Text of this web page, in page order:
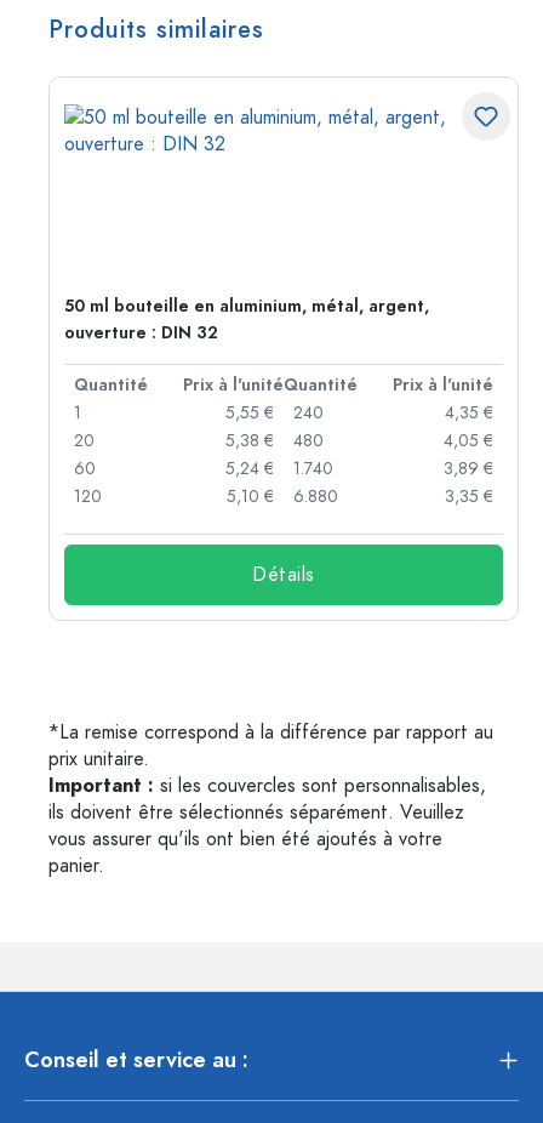
Produits similaires
50 ml bouteille en aluminium, métal, argent,
ouverture : DIN 32
Quantité Prix à l'unitéQuantité
Prix à l'unité
1
5,55 €
20
5,38 €
60
5,24 €
120
5,10 €
240
4,35 €
480
4,05 €
1.740
3,89 €
6.880
3,35 €
Détails
*La remise correspond à la différence par rapport au
prix unitaire.
Important : si les couvercles sont personnalisables,
ils doivent être sélectionnés séparément. Veuillez
vous assurer qu'ils ont bien été ajoutés à votre
panier.
Conseil et service au :